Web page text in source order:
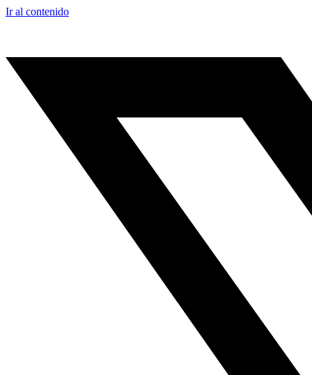
Ir al contenido